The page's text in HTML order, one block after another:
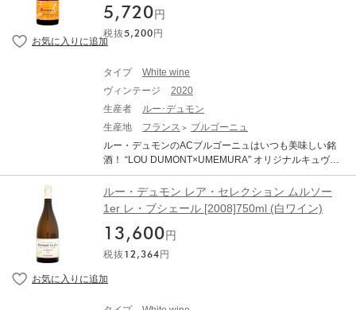
低でも2週間は休ませてください。 ●古酒特有のボトル傷
や汚れがございます。 ●澱がございますので、商品到着
後はボトルを立てた状態で、澱が沈み落ち着くまで休息
てください。 ●熟成による色調の変化（白ワインは黄金
色に、赤ワインはレンガ色に）や、香り、味わいが複雑
です。 熟成されたワイン(古酒)ですのでボトルバリエー
ション等ございます。それをご理解頂いた上でのご購入
をお願い致します。
渡仏しました。フランス語の勉強をしながら各地の醸造
家の門を叩いて修行を重ね、1999年ヴィンテージから委
託生産や瓶買いをはじめ、2000年7月7日、ニュイ・サ
ーニュ・ブラン ア・ラ・ヴォートル キュヴェ・ウメム
ラ」は、「カリテ・フランス」の認証を受けたビオロジ
ー（有機）栽培ぶどう100%で造られた、秀逸なAOCヴ
ィレ・クレッセを格下げしたもの。平均樹齢30年。収穫
量45hl/ha。天然酵母のみで発酵。ステンレスタンクで17
の冬は例年よりも乾燥し穏やかだったおかげで、早くか
らぶどう樹の成長サイクルが始まりました。4月初旬の急
害は極めて限定的で、収穫への影響はほとんどありませ
んでした。4月中旬から気温が上昇し、開花は例年より2
が 6月末に豪雨があり、まさに干天の慈雨となりまし
た。夏の高温によってぶどう樹は完璧な健康を保ち、8月
た。収穫は8月末に始まり、9月の第3週まで続きまし
5,720 円
税抜5,200 円
タイプ
White wine
ヴィンテージ
2020
生産者
ルー･デュモン
生産地
フランス
ブルゴーニュ
ルー・デュモンのACブルゴーニュはいつも美味しい銘
酒！ “LOU DUMONT×UMEMURA” オリジナルキュヴ
ェ！ A la votreとはフランス語で「乾杯！」の意です。 ル
ー・デュモンは日本人醸造家の仲田晃司氏が設立したネ
ゴシアン。 仲田氏は、大学生時代にアルバイト先のフレ
ンチレストランでワインに出会い、「いつか自分の手で
ワインを造ってみたい」という夢を抱き、1995年に単身
渡仏しました。フランス語の勉強をしながら各地の醸造
家の門を叩いて修行を重ね、1999年ヴィンテージから委
託生産や瓶買いをはじめ、2000年7月7日、ニュイ・サ
ーニュ・ブラン ア・ラ・ヴォートル キュヴェ・ウメム
ルー・デュモン レア・セレクション ムルソー
1er レ・ブシェール [2008]750ml (白ワイン)
13,600 円
税抜 12,364 円